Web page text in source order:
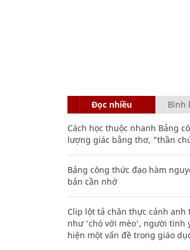
Đọc nhiều Bình
Cách học thuộc nhanh Bảng
lượng giác bằng thơ, "thần
Bảng công thức đạo hàm
bản cần nhớ
Clip lột tả chân thực cảnh anh
như 'chó với mèo', người tinh
hiện một vấn đề trong giáo